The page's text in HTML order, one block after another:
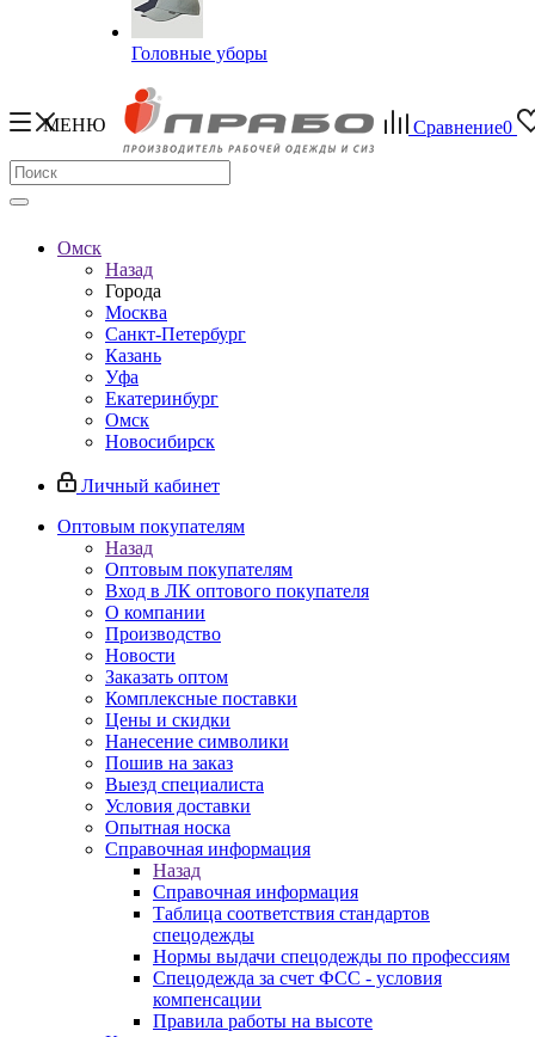
Головные уборы
МЕНЮ Сравнение0
Омск
Назад
Города
Москва
Санкт-Петербург
Казань
Уфа
Екатеринбург
Омск
Новосибирск
Личный кабинет
Оптовым покупателям
Назад
Оптовым покупателям
Вход в ЛК оптового покупателя
О компании
Производство
Новости
Заказать оптом
Комплексные поставки
Цены и скидки
Нанесение символики
Пошив на заказ
Выезд специалиста
Условия доставки
Опытная носка
Справочная информация
Назад
Справочная информация
Таблица соответствия стандартов
спецодежды
Нормы выдачи спецодежды по профессиям
Спецодежда за счет ФСС - условия
компенсации
Правила работы на высоте